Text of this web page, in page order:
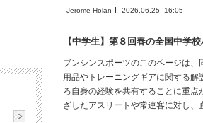
Jerome Holan 2026.06.25 16:05
【中学生】第８回春の全国中学
ブンシンスポーツのこのページは
用品やトレーニングギアに関する
ろ自身の経験を共有することに重
ざしたアスリートや常連客に対し